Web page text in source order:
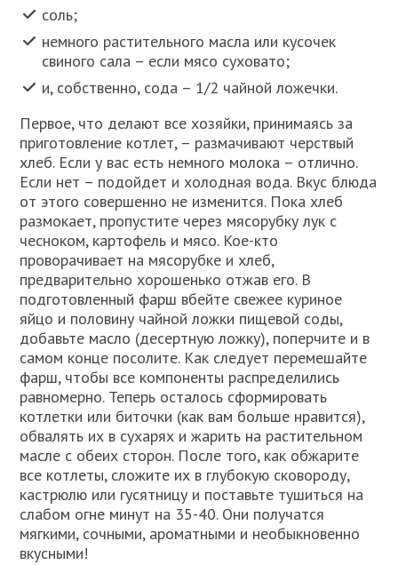
соль;
немного растительного масла или кусочек
свиного сала – если мясо суховато;
и, собственно, сода – 1/2 чайной ложечки.
Первое, что делают все хозяйки, принимаясь за
приготовление котлет, – размачивают черствый
хлеб. Если у вас есть немного молока – отлично.
Если нет – подойдет и холодная вода. Вкус блюда
от этого совершенно не изменится. Пока хлеб
размокает, пропустите через мясорубку лук с
чесноком, картофель и мясо. Кое-кто
проворачивает на мясорубке и хлеб,
предварительно хорошенько отжав его. В
подготовленный фарш вбейте свежее куриное
яйцо и половину чайной ложки пищевой соды,
добавьте масло (десертную ложку), поперчите и в
самом конце посолите. Как следует перемешайте
фарш, чтобы все компоненты распределились
равномерно. Теперь осталось сформировать
котлетки или биточки (как вам больше нравится),
обвалять их в сухарях и жарить на растительном
масле с обеих сторон. После того, как обжарите
все котлеты, сложите их в глубокую сковороду,
кастрюлю или гусятницу и поставьте тушиться на
слабом огне минут на 35-40. Они получатся
мягкими, сочными, ароматными и необыкновенно
вкусными!